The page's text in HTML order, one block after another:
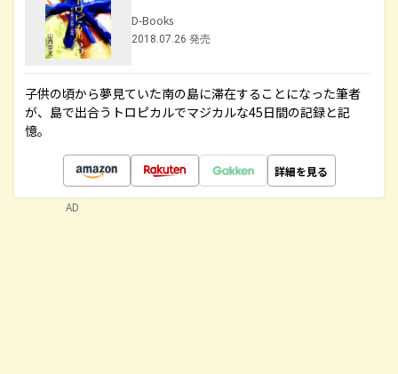
D-Books
2018.07.26 発売
子供の頃から夢見ていた南の島に滞在することになった筆者
が、島で出合うトロピカルでマジカルな45日間の記録と記
憶。
詳細を見る
AD